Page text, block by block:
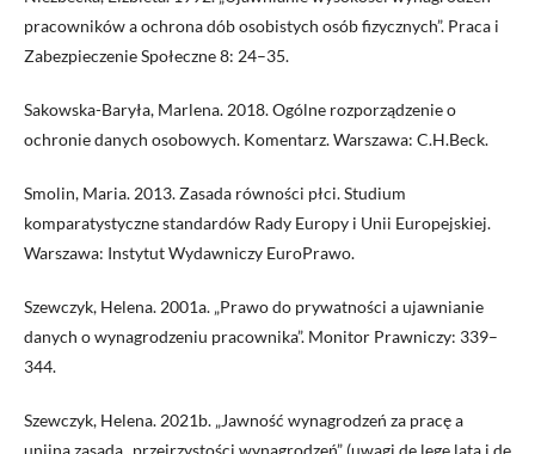
pracowników a ochrona dób osobistych osób fizycznych”. Praca i
Zabezpieczenie Społeczne 8: 24–35.
Sakowska-Baryła, Marlena. 2018. Ogólne rozporządzenie o
ochronie danych osobowych. Komentarz. Warszawa: C.H.Beck.
Smolin, Maria. 2013. Zasada równości płci. Studium
komparatystyczne standardów Rady Europy i Unii Europejskiej.
Warszawa: Instytut Wydawniczy EuroPrawo.
Szewczyk, Helena. 2001a. „Prawo do prywatności a ujawnianie
danych o wynagrodzeniu pracownika”. Monitor Prawniczy: 339–
344.
Szewczyk, Helena. 2021b. „Jawność wynagrodzeń za pracę a
unijna zasada „przejrzystości wynagrodzeń” (uwagi de lege lata i de